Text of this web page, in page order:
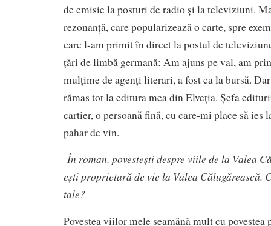
de emisie la posturi de radio și la televiziuni.
rezonanță, care popularizează o carte, spre
care l-am primit în direct la postul de
țări de limbă germană: Am ajuns pe val, am
mulțime de agenți literari, a fost ca la bursă.
rămas tot la editura mea din Elveția. Șefa
cartier, o persoană fină, cu care-mi place să ies
pahar de vin.
În roman, povestești despre viile de la Valea
ești proprietară de vie la Valea Călugărească.
tale?
Povestea viilor mele seamănă mult cu povestea